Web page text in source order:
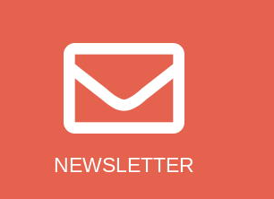
NEWSLETTER